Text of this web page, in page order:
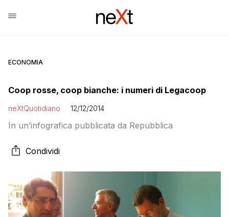
ECONOMIA
Coop rosse, coop bianche: i numeri di Legacoop
neXtQuotidiano 12/12/2014
In un’infografica pubblicata da Repubblica
Condividi